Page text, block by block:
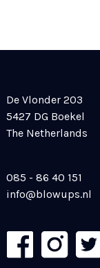
De Vlonder 203
5427 DG Boekel
The Netherlands
085 - 86 40 151
info@blowups.nl